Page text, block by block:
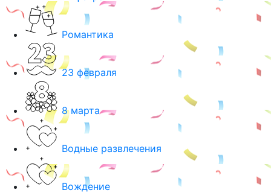
Романтика
23 февраля
8 марта
Водные развлечения
Вождение